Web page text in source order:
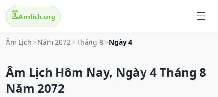
🗓️Amlich.org
Âm Lịch > Năm 2072>Tháng 8> Ngày 4
Âm Lịch Hôm Nay, Ngày 4 Tháng 8
Năm 2072